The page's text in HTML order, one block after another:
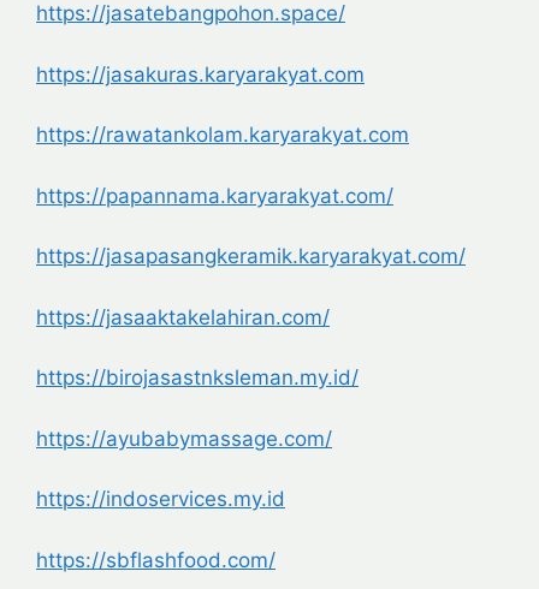
https://jasatebangpohon.space/
https://jasakuras.karyarakyat.com
https://rawatankolam.karyarakyat.com
https://papannama.karyarakyat.com/
https://jasapasangkeramik.karyarakyat.com/
https://jasaaktakelahiran.com/
https://birojasastnksleman.my.id/
https://ayubabymassage.com/
https://indoservices.my.id
https://sbflashfood.com/